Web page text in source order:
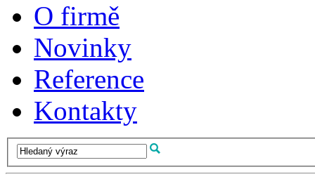
O firmě
Novinky
Reference
Kontakty